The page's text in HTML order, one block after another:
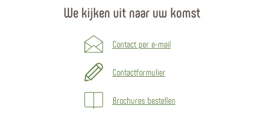
We kijken uit naar uw komst
Contact per e-mail
Contactformulier
Brochures bestellen